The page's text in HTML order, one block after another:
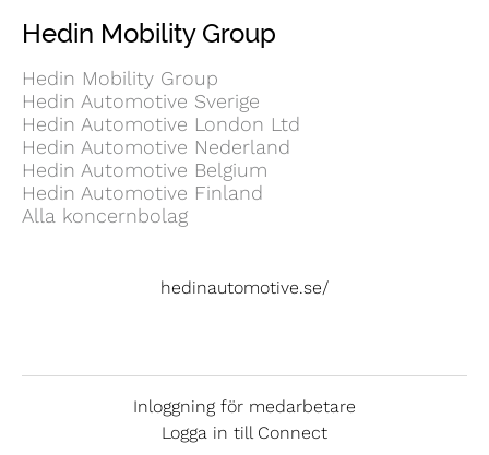
Hedin Mobility Group
Hedin Mobility Group
Hedin Automotive Sverige
Hedin Automotive London Ltd
Hedin Automotive Nederland
Hedin Automotive Belgium
Hedin Automotive Finland
Alla koncernbolag
hedinautomotive.se/
Inloggning för medarbetare
Logga in till Connect